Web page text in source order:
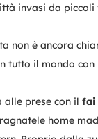
invasi da
non è ancora
tutto il mondo
prese con il fai
home